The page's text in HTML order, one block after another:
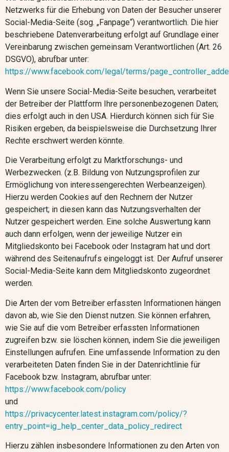
Netzwerks für die Erhebung von Daten der Besucher unserer
Social-Media-Seite (sog. „Fanpage“) verantwortlich. Die hier
beschriebene Datenverarbeitung erfolgt auf Grundlage einer
Vereinbarung zwischen gemeinsam Verantwortlichen (Art. 26
DSGVO), abrufbar unter:
https://www.facebook.com/legal/terms/
Wenn Sie unsere Social-Media-Seite besuchen, verarbeitet
der Betreiber der Plattform Ihre personenbezogenen Daten;
dies erfolgt auch in den USA. Hierdurch können sich für Sie
Risiken ergeben, da beispielsweise die Durchsetzung Ihrer
Rechte erschwert werden könnte.
Die Verarbeitung erfolgt zu Marktforschungs- und
Werbezwecken. (z.B. Bildung von Nutzungsprofilen zur
Ermöglichung von interessengerechten Werbeanzeigen).
Hierzu werden Cookies auf den Rechnern der Nutzer
gespeichert; in diesen kann das Nutzungsverhalten der
Nutzer gespeichert werden. Eine solche Auswertung kann
auch dann erfolgen, wenn der jeweilige Nutzer ein
Mitgliedskonto bei Facebook oder Instagram hat und dort
während des Seitenaufrufs eingeloggt ist. Der Aufruf unserer
Social-Media-Seite kann dem Mitgliedskonto zugeordnet
werden.
Die Arten der vom Betreiber erfassten Informationen hängen
davon ab, wie Sie den Dienst nutzen. Sie können erfahren,
wie Sie auf die vom Betreiber erfassten Informationen
zugreifen bzw. sie löschen können, indem Sie die jeweiligen
Einstellungen aufrufen. Eine umfassende Information zu den
verarbeiteten Daten finden Sie in der Datenrichtlinie für
Facebook bzw. Instagram, abrufbar unter:
https://www.facebook.com/policy
und
https://privacycenter.latest.instagram.com/policy/?
entry_point=ig_help_center_data_policy_redirect
Hierzu zählen insbesondere Informationen zu den Arten von